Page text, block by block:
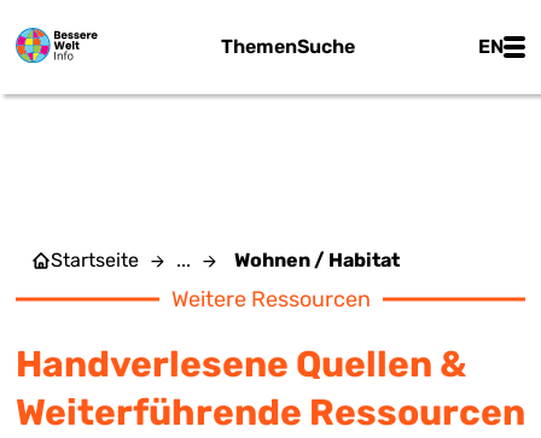
ThemenSuche EN
Startseite ... Wohnen / Habitat
Weitere Ressourcen
Handverlesene Quellen &
Weiterführende Ressourcen